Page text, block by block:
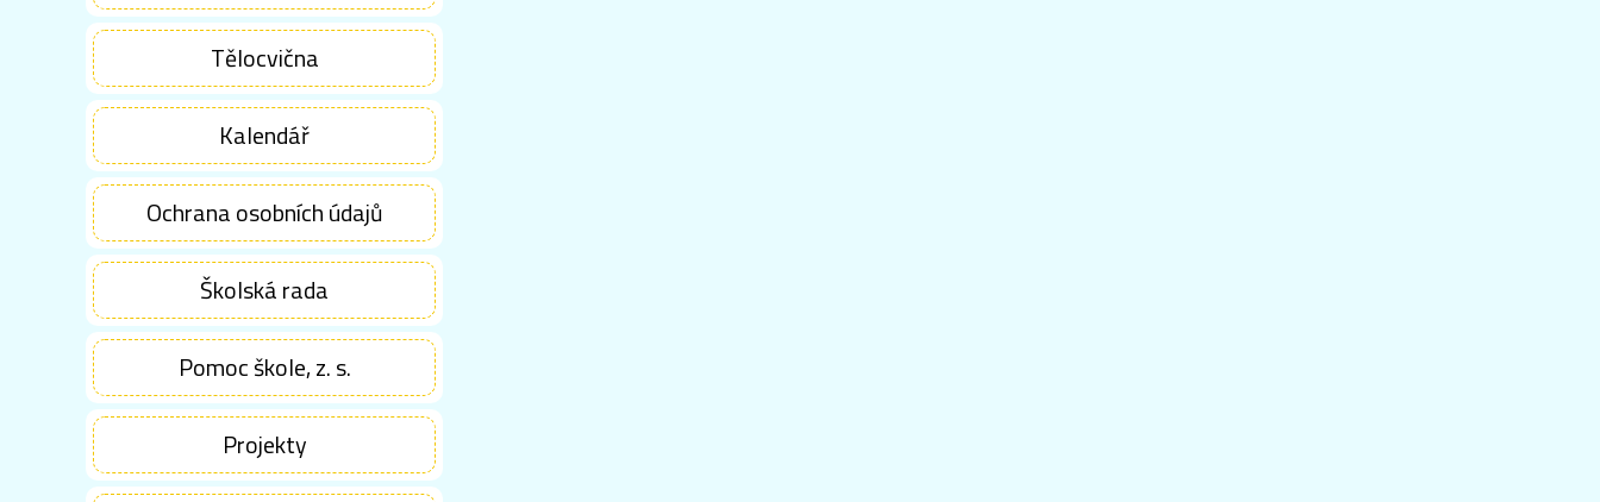
Tělocvična
Kalendář
Ochrana osobních údajů
Školská rada
Pomoc škole, z. s.
Projekty